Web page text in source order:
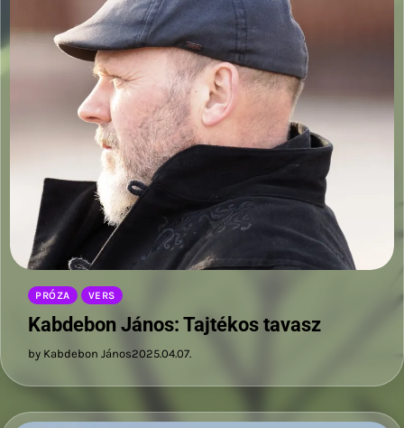
PRÓZA VERS
Kabdebon János: Tajtékos tavasz
by Kabdebon János2025.04.07.